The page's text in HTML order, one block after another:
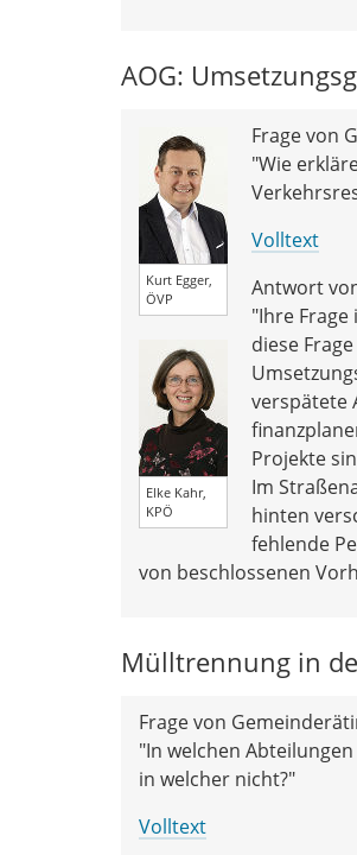
AOG:
Kurt Egger,
ÖVP
Elke Kahr,
KPÖ
Frage von
"Wie
Volltext
Antwort
"Ihre
diese
verspätete
Projekte
Im
hinten
fehlende
von beschlossenen
Mülltrennung in
Frage von
"In welchen
in welcher nicht?"
Volltext